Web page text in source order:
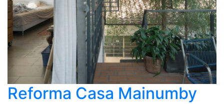
Reforma Casa Mainumby